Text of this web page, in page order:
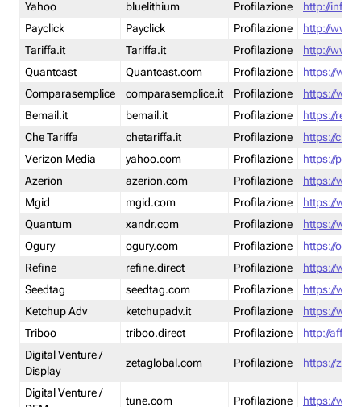
Yahoo
bluelithium Profilazione
http://
Payclick
Payclick Profilazione
http://
Tariffa.it
Tariffa.it Profilazione
http://
Quantcast
Quantcast.com Profilazione
https://
Comparasemplice
comparasemplice.it Profilazione
https://
Bemail.it
bemail.it Profilazione
https://
Che Tariffa
chetariffa.it Profilazione
https://
Verizon Media
yahoo.com Profilazione
https://
Azerion
azerion.com Profilazione
https://
Mgid
mgid.com Profilazione
https://
Quantum
xandr.com Profilazione
https://
Ogury
ogury.com Profilazione
https://
Refine
refine.direct Profilazione
https://
Seedtag
seedtag.com Profilazione
https://
Ketchup Adv
ketchupadv.it Profilazione
https://
Triboo
triboo.direct Profilazione
http://
Digital Venture /
Display
zetaglobal.com Profilazione https://
Digital Venture /
tune.com Profilazione https://